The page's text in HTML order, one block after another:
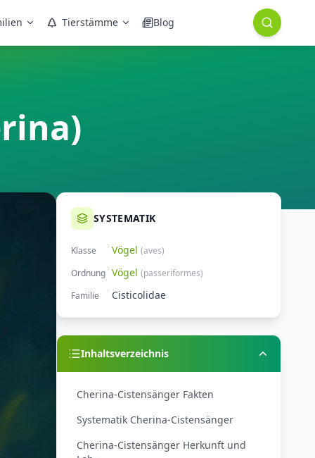
Tierstämme Blog
SYSTEMATIK
Klasse Vögel (aves)
Ordnung Vögel (passeriformes)
Familie
Cisticolidae
Inhaltsverzeichnis
Cherina-Cistensänger Fakten
Systematik Cherina-Cistensänger
Cherina-Cistensänger Herkunft und